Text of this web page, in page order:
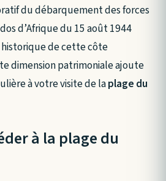
du débarquement des forces
d’Afrique du 15 août 1944
de cette côte
dimension patrimoniale ajoute
à votre visite de laplage du
à la plage du